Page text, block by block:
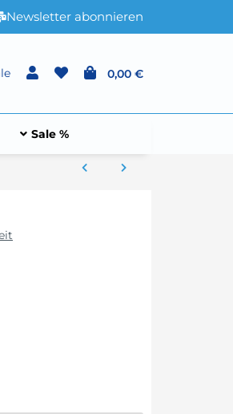
Newsletter abonnieren
0,00 €
Sale %